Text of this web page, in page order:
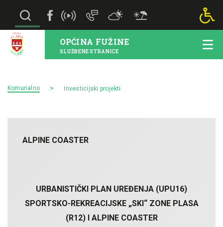
OPĆINA FUŽINE
SLUŽBENE STRANICE
Komunalno Investicijski projekti
ALPINE COASTER
URBANISTIČKI PLAN UREĐENJA (UPU16)
SPORTSKO-REKREACIJSKE „SKI“ ZONE PLASA
(R12) I ALPINE COASTER